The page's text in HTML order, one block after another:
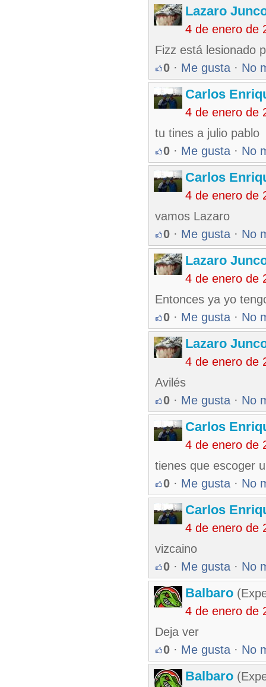
Lazaro
4 de enero de
Fizz está lesionado
0 · Me gusta · No
Carlos
4 de enero de
tu tines a julio pablo
0 · Me gusta · No
Carlos
4 de enero de
vamos Lazaro
0 · Me gusta · No
Lazaro
4 de enero de
Entonces ya yo
0 · Me gusta · No
Lazaro
4 de enero de
Avilés
0 · Me gusta · No
Carlos
4 de enero de
tienes que escoger
0 · Me gusta · No
Carlos
4 de enero de
vizcaino
0 · Me gusta · No
Balbaro
4 de enero de
Deja ver
0 · Me gusta · No
Balbaro